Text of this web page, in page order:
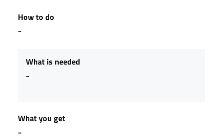
How to do
-
What is needed
-
What you get
-